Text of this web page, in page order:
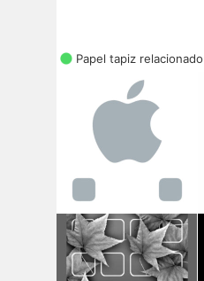
Papel tapiz relacionado